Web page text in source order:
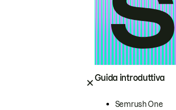
Guida introduttiva
Semrush One